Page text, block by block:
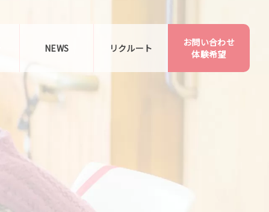
NEWS リクルート
お問い合わせ
体験希望